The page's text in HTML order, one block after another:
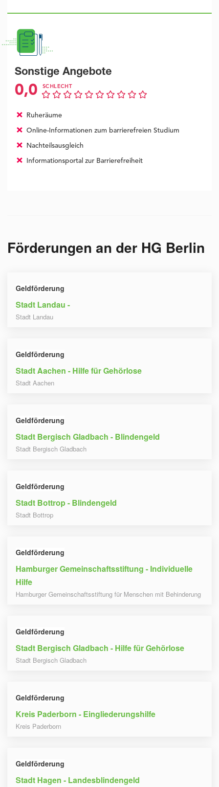
Sonstige Angebote
0,0 SCHLECHT
Ruheräume
Online-Informationen zum barrierefreien Studium
Nachteilsausgleich
Informationsportal zur Barrierefreiheit
Förderungen an der HG Berlin
Geldförderung
Stadt Landau -
Stadt Landau
Geldförderung
Stadt Aachen - Hilfe für Gehörlose
Stadt Aachen
Geldförderung
Stadt Bergisch Gladbach - Blindengeld
Stadt Bergisch Gladbach
Geldförderung
Stadt Bottrop - Blindengeld
Stadt Bottrop
Geldförderung
Hamburger Gemeinschaftsstiftung - Individuelle
Hilfe
Hamburger Gemeinschaftsstiftung für Menschen mit Behinderung
Geldförderung
Stadt Bergisch Gladbach - Hilfe für Gehörlose
Stadt Bergisch Gladbach
Geldförderung
Kreis Paderborn - Eingliederungshilfe
Kreis Paderborn
Geldförderung
Stadt Hagen - Landesblindengeld